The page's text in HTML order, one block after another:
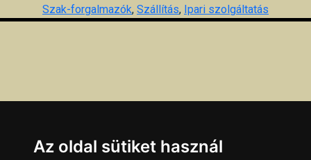
Szak-forgalmazók, Szállítás, Ipari szolgáltatás
Az oldal sütiket használ